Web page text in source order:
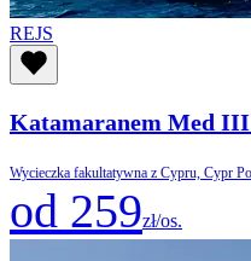
REJS
Katamaranem Med III
Wycieczka fakultatywna z Cypru, Cypr
od 259zł/os.